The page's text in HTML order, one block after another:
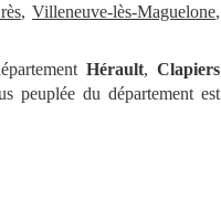
,Villeneuve-lès-Maguelone,
Hérault, Clapiers
peuplée du département est